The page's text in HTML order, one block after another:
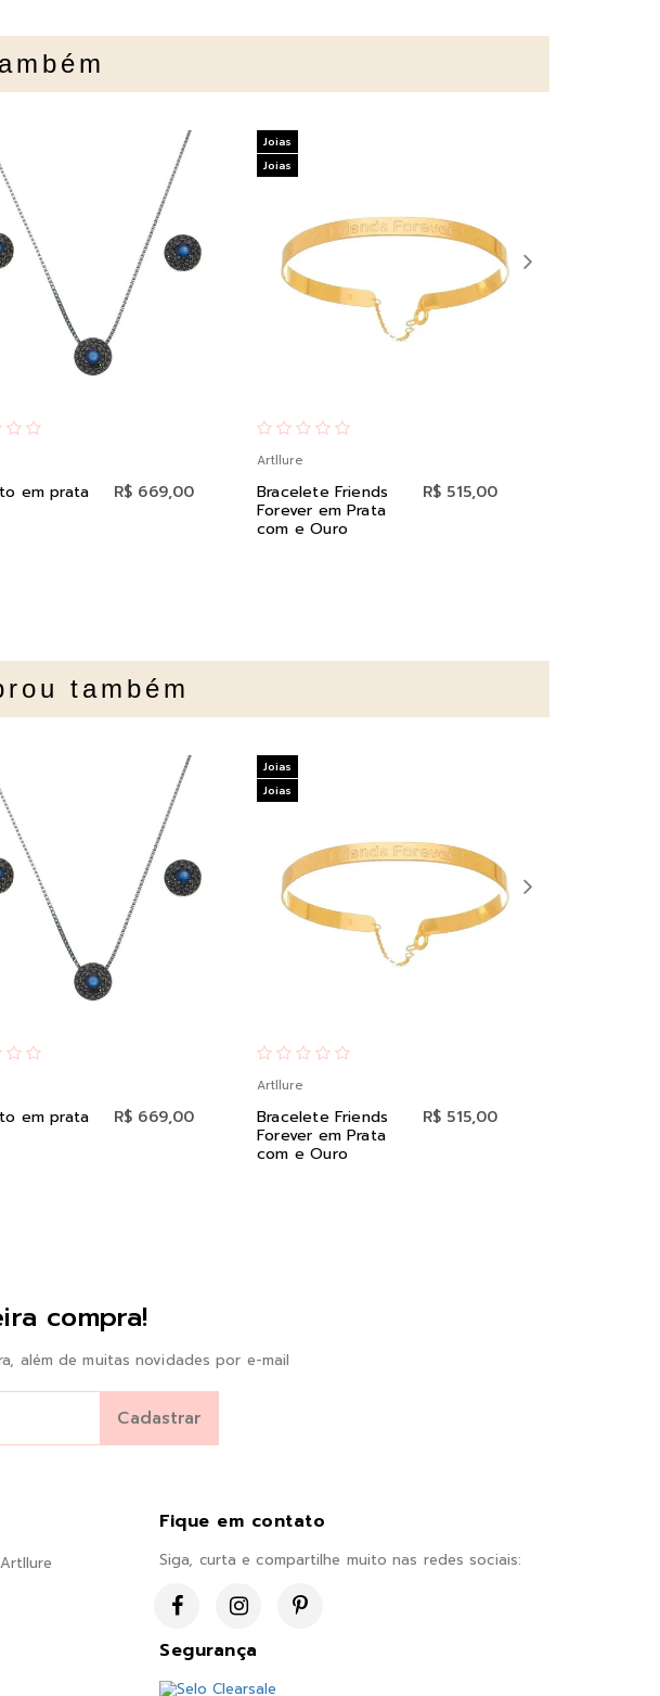
em prata R$ 669,00
Artllure
Bracelete Friends
Forever em Prata
com e Ouro
R$ 515,00
Joias
Joias
também
em prata R$ 669,00
Artllure
Bracelete Friends
Forever em Prata
com e Ouro
R$ 515,00
Joias
Joias
compra!
além de muitas novidades por e-mail
Fique em contato
Siga, curta e compartilhe muito nas redes sociais:
Segurança